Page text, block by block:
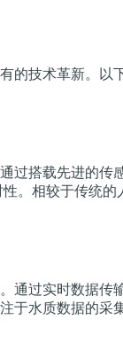
的技术革新。以
过搭载先进的传
。相较于传统
通过实时数据传
于水质数据的采